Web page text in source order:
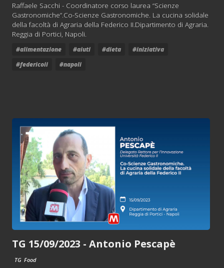
Raffaele Sacchi - Coordinatore corso laurea “Scienze
Gastronomiche”.Co-Scienze Gastronomiche. La cucina solidale
della facoltà di Agraria della Federico II.Dipartimento di Agraria.
Reggia di Portici, Napoli.
#alimentazione #aiuti #dieta
#iniziativa
#federicoii
#napoli
TG 15/09/2023 - Antonio Pescapè
TG Food